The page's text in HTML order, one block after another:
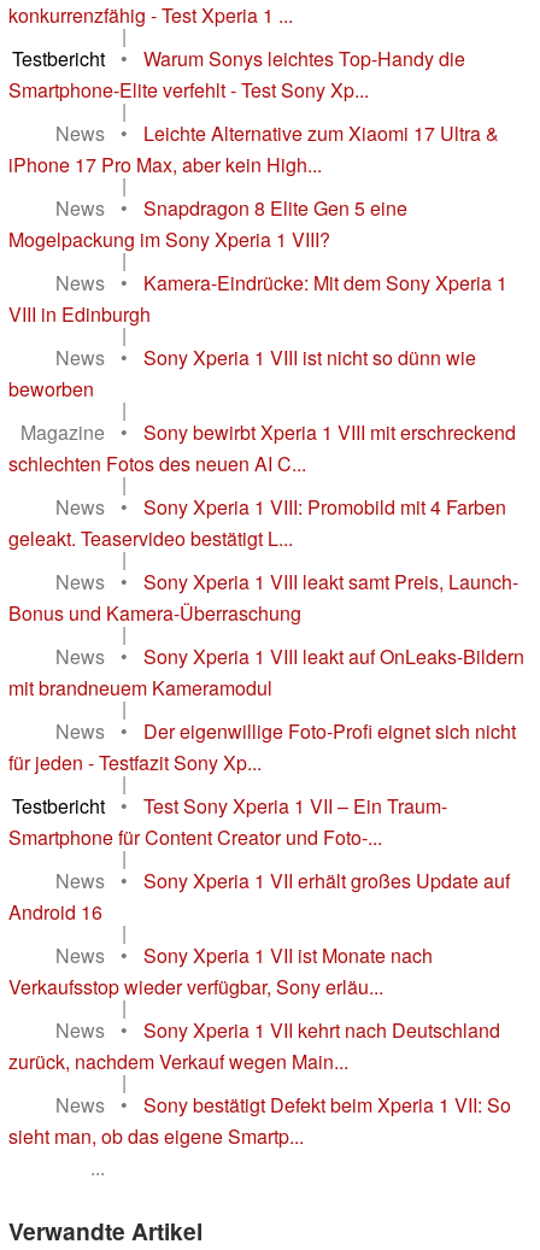
konkurrenzfähig - Test Xperia 1 ...
|
Testbericht
•
Warum Sonys leichtes Top-Handy die
Smartphone-Elite verfehlt - Test Sony Xp...
|
News
•
Leichte Alternative zum Xiaomi 17 Ultra &
iPhone 17 Pro Max, aber kein High...
|
News
•
Snapdragon 8 Elite Gen 5 eine
Mogelpackung im Sony Xperia 1 VIII?
|
News
•
Kamera-Eindrücke: Mit dem Sony Xperia 1
VIII in Edinburgh
|
News
•
Sony Xperia 1 VIII ist nicht so dünn wie
beworben
|
Magazine
•
Sony bewirbt Xperia 1 VIII mit erschreckend
schlechten Fotos des neuen AI C...
|
News
•
Sony Xperia 1 VIII: Promobild mit 4 Farben
geleakt. Teaservideo bestätigt L...
|
News
•
Sony Xperia 1 VIII leakt samt Preis, Launch-
Bonus und Kamera-Überraschung
|
News
•
Sony Xperia 1 VIII leakt auf OnLeaks-Bildern
mit brandneuem Kameramodul
|
News
•
Der eigenwillige Foto-Profi eignet sich nicht
für jeden - Testfazit Sony Xp...
|
Testbericht
•
Test Sony Xperia 1 VII – Ein Traum-
Smartphone für Content Creator und Foto-...
|
News
•
Sony Xperia 1 VII erhält großes Update auf
Android 16
|
News
•
Sony Xperia 1 VII ist Monate nach
Verkaufsstop wieder verfügbar, Sony erläu...
|
News
•
Sony Xperia 1 VII kehrt nach Deutschland
zurück, nachdem Verkauf wegen Main...
|
News
•
Sony bestätigt Defekt beim Xperia 1 VII: So
sieht man, ob das eigene Smartp...
...
Verwandte Artikel